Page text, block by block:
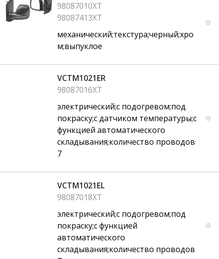
98087010XT
98087413XT
механический;текстура;черный;хро
м;выпуклое
VCTM1021ER
98087016XT
электрический;с подогревом;под
покраску;с датчиком температуры;с
функцией автоматического
складывания;количество проводов
7
VCTM1021EL
98087018XT
электрический;с подогревом;под
покраску;с функцией
автоматического
складывания;количество проводов